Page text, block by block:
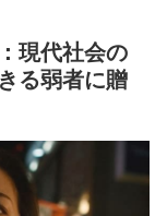
現代社会の
る弱者に贈